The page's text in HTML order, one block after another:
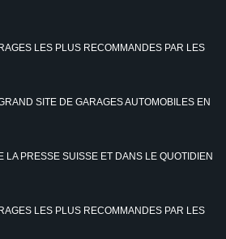
LES PLUS RECOMMANDES PAR LES
SITE DE GARAGES AUTOMOBILES EN
LA PRESSE SUISSE ET DANS LE QUOTIDIEN
LES PLUS RECOMMANDES PAR LES